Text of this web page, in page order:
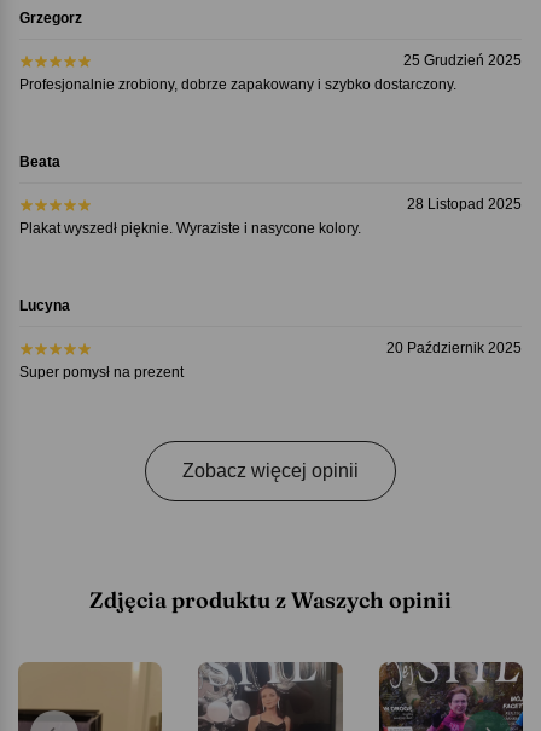
Grzegorz
25 Grudzień 2025
Profesjonalnie zrobiony, dobrze zapakowany i szybko dostarczony.
Beata
28 Listopad 2025
Plakat wyszedł pięknie. Wyraziste i nasycone kolory.
Lucyna
20 Październik 2025
Super pomysł na prezent
Zobacz więcej opinii
Zdjęcia produktu z Waszych opinii